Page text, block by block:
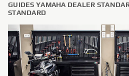
GUIDES YAMAHA DEALER
STANDARD